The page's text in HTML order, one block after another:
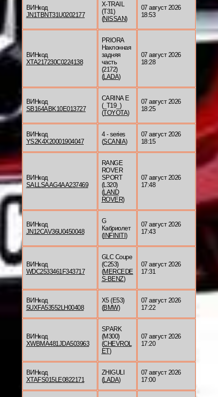
ВИНкод
JN1TBNT31U0202177
X-TRAIL
(T31)
(NISSAN)
07 август 2026
18:53
ВИНкод
XTA217230C0224138
PRIORA
Наклонная
задняя
часть
(2172)
(LADA)
07 август 2026
18:28
ВИНкод
SB164ABK10E013727
CARINA E
(_T19_)
(TOYOTA)
07 август 2026
18:25
ВИНкод
YS2K4X20001904047
4 - series
(SCANIA)
07 август 2026
18:15
ВИНкод
SALLSAAG4AA237469
RANGE
ROVER
SPORT
(L320)
(LAND
ROVER)
07 август 2026
17:48
ВИНкод
JN12CAV36U0450048
G
Кабриолет
(INFINITI )
07 август 2026
17:43
ВИНкод
WDC2533461F343717
GLC Coupe
(C253)
(MERCEDE
S-BENZ)
07 август 2026
17:31
ВИНкод
5UXFA53552LH00408
X5 (E53)
(BMW)
07 август 2026
17:22
ВИНкод
XWBMA481JDA503963
SPARK
(M300)
(CHEVROL
ET)
07 август 2026
17:20
ВИНкод
XTAFS015LE0822171
ZHIGULI
(LADA)
07 август 2026
17:00